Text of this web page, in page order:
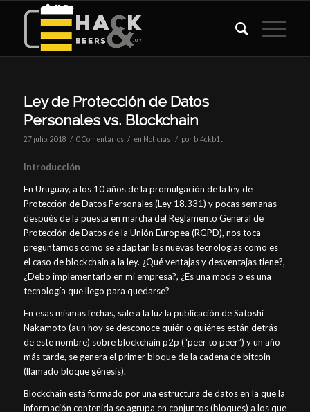
Ley de Protección de Datos
Personales vs. Blockchain
27 julio, 2018 / 0 Comentarios / en Noticias / por bl4ckb1t
Introducción
En Uruguay, a los 10 años de la promulgación de la ley de
Protección de Datos Personales (Ley 18.331) y pocas semanas
después de la puesta en marcha del Reglamento General de
Protección de Datos de la Unión Europea (RGPD), nos toca
preguntarnos como se adaptan las nuevas tecnologías como es
el caso de blockchain a la ley. ¿Qué ventajas y desventajas tiene?,
¿Debo implementarlo en mi empresa?, ¿Es una moda o es una
tecnología que llego para quedarse?
En esas mismas fechas, sale a la luz la publicación de Satoshi
Nakamoto (aun hoy se desconoce quién o quiénes están detrás
de este nombre) sobre blockchain p2p (“peer to peer”) y un año
más tarde, se genera el primer bloque de la cadena de bitcoin
(llamado bloque génesis).
Blockchain está formado por una estructura de datos en la que la
información contenida se agrupa en conjuntos (bloques) a los que